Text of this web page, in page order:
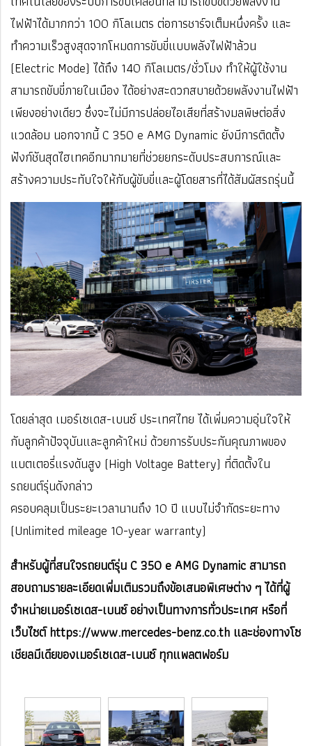
ไฟฟ้าได้มากกว่า 100 กิโลเมตร ต่อการชาร์จเต็มหนึ่งครั้ง และ
ทำความเร็วสูงสุดจากโหมดการขับขี่แบบพลังไฟฟ้าล้วน
(Electric Mode) ได้ถึง 140 กิโลเมตร/ชั่วโมง ทำให้ผู้ใช้งาน
สามารถขับขี่ภายในเมือง ได้อย่างสะดวกสบายด้วยพลังงานไฟฟ้า
เพียงอย่างเดียว ซึ่งจะไม่มีการปล่อยไอเสียที่สร้างมลพิษต่อสิ่ง
แวดล้อม นอกจากนี้ C 350 e AMG Dynamic ยังมีการติดตั้ง
ฟังก์ชันสุดไฮเทคอีกมากมายที่ช่วยยกระดับประสบการณ์และ
สร้างความประทับใจให้กับผู้ขับขี่และผู้โดยสารที่ได้สัมผัสรถรุ่นนี้
โดยล่าสุด เมอร์เซเดส-เบนซ์ ประเทศไทย ได้เพิ่มความอุ่นใจให้
กับลูกค้าปัจจุบันและลูกค้าใหม่ ด้วยการรับประกันคุณภาพของ
แบตเตอรี่แรงดันสูง (High Voltage Battery) ที่ติดตั้งใน
รถยนต์รุ่นดังกล่าว
ครอบคลุมเป็นระยะเวลานานถึง 10 ปี แบบไม่จำกัดระยะทาง
(Unlimited mileage 10-year warranty)
สำหรับผู้ที่สนใจรถยนต์รุ่น C 350 e AMG Dynamic สามารถ
สอบถามรายละเอียดเพิ่มเติมรวมถึงข้อเสนอพิเศษต่าง ๆ ได้ที่ผู้
จำหน่ายเมอร์เซเดส-เบนซ์ อย่างเป็นทางการทั่วประเทศ หรือที่
เว็บไซต์ https://www.mercedes-benz.co.th และช่องทางโซ
เชียลมีเดียของเมอร์เซเดส-เบนซ์ ทุกแพลตฟอร์ม